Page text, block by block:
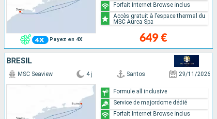
Payez en 4X 649 €
Forfait Internet Browse inclus
Accès gratuit à l’espace thermal du
MSC Aurea Spa
BRÉSIL
MSC Seaview 4 j Santos 29/11/2026
Formule all inclusive
Service de majordome dédié
Forfait Internet Browse inclus